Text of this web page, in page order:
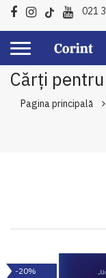
021
Cărți
Pagina principală
-20%